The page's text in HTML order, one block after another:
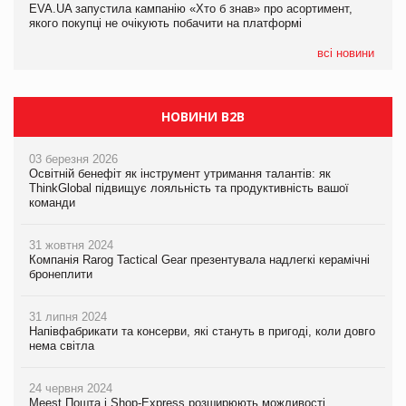
EVA.UA запустила кампанію «Хто б знав» про асортимент,
якого покупці не очікують побачити на платформі
всі новини
05.08.2026
Мережа супермаркетів VARUS купує мережу магазинів
НОВИНИ B2B
03 березня 2026
Освітній бенефіт як інструмент утримання талантів: як
ThinkGlobal підвищує лояльність та продуктивність вашої
команди
31 жовтня 2024
Компанія Rarog Tactical Gear презентувала надлегкі керамічні
бронеплити
31 липня 2024
Напівфабрикати та консерви, які стануть в пригоді, коли довго
нема світла
24 червня 2024
Meest Пошта і Shop-Express розширюють можливості